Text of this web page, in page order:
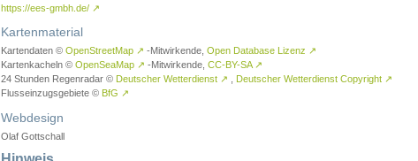
https://ees-gmbh.de/ ↗
Kartenmaterial
Kartendaten © OpenStreetMap ↗ -Mitwirkende, Open Database Lizenz ↗
Kartenkacheln © OpenSeaMap ↗ -Mitwirkende, CC-BY-SA ↗
24 Stunden Regenradar © Deutscher Wetterdienst ↗ Deutscher Wetterdienst Copyright ↗
Flusseinzugsgebiete © BfG ↗
Webdesign
Olaf Gottschall